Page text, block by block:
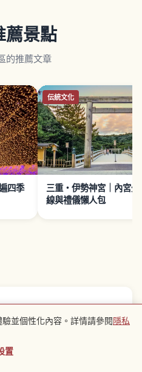
薦景點
的推薦文章
四季
伝統文化
三重・伊勢神宮｜內宮
線與禮儀懶人包
肉質 Q彈、甜味濃郁。三重縣禁漁期為
30日，10月1日解禁，10月～4月為當
～8,000日圓）、味噌湯、炭烤、
附近景點
並個性化內容。詳情請參閱隱私
置